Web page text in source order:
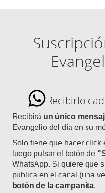
Recibirlo
Recibirá un único
Evangelio del día en su
Solo tiene que hacer click
luego pulsar el botón de
WhatsApp. Si quiere que
publica en el canal (una
botón de la campanita.